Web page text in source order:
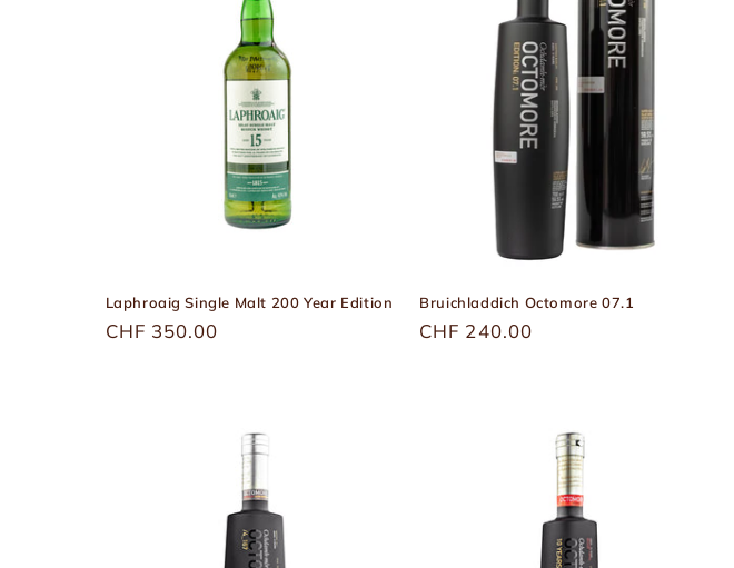
Laphroaig Single Malt 200 Year Edition
Üblicher
CHF 350.00
Bruichladdich Octomore 07.1
Üblicher
CHF 240.00